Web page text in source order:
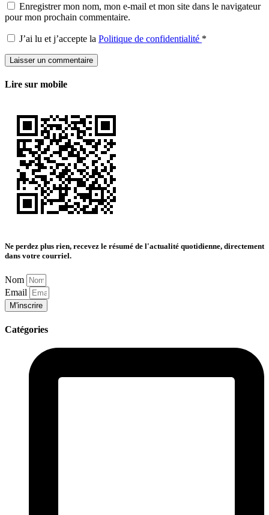
Enregistrer mon nom, mon e-mail et mon site dans le navigateur
pour mon prochain commentaire.
J’ai lu et j’accepte la Politique de confidentialité *
Lire sur mobile
Ne perdez plus rien, recevez le résumé de l'actualité quotidienne, directement
dans votre courriel.
Nom
Email
M'inscrire
Catégories